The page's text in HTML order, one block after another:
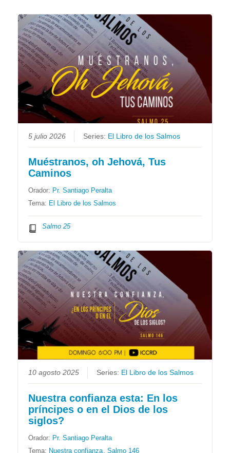
5 julio 2026 Series: El Libro de los Salmos
Muéstranos, oh Jehová, Tus
Caminos
Orador: Pr. Santiago Peralta
Tema: El Libro de los Salmos
Salmo 25
10 agosto 2025 Series: El Libro de los Salmos
Nuestra confianza esta: En los
príncipes o en el Dios de los
siglos?
Orador: Pr. Santiago Peralta
Tema: Nuestra confianza ,Salmo 146